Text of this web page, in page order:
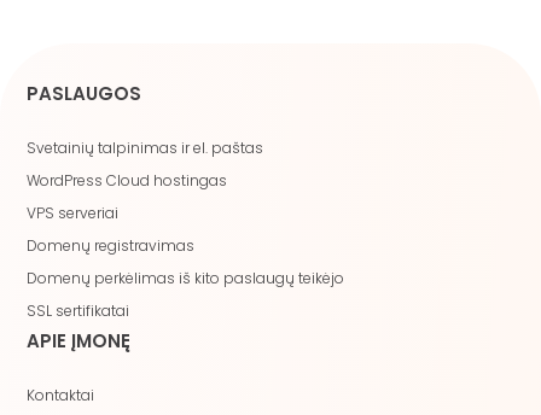
PASLAUGOS
Svetainių talpinimas ir el. paštas
WordPress Cloud hostingas
VPS serveriai
Domenų registravimas
Domenų perkėlimas iš kito paslaugų teikėjo
SSL sertifikatai
APIE ĮMONĘ
Kontaktai